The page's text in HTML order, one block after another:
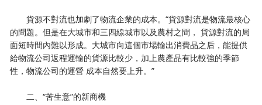
貨源不對流也加劇了物流企業的成本。“貨源對流是物流最核心
的問題。但是在大城市和三四線城市以及農村之間， 貨源對流的局
面短時間內難以形成。大城市向這個市場輸出消費品之后，能提供
給物流公司返程運輸的貨源比較少，加上農產品有比較強的季節
性，物流公司的運營 成本自然要上升。”
二、“苦生意”的新商機